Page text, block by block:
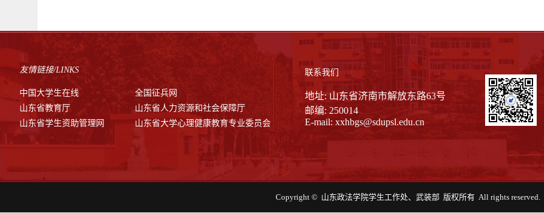
友情链接/LINKS
中国大学生在线
全国征兵网
山东省教育厅
山东省人力资源和社会保障厅
山东省学生资助管理网
山东省大学心理健康教育专业委员会
联系我们
地址: 山东省济南市解放东路63号
邮编: 250014
E-mail: xxhbgs@sdupsl.edu.cn
Copyright © 山东政法学院学生工作处、武装部 版权所有 All rights reserved.